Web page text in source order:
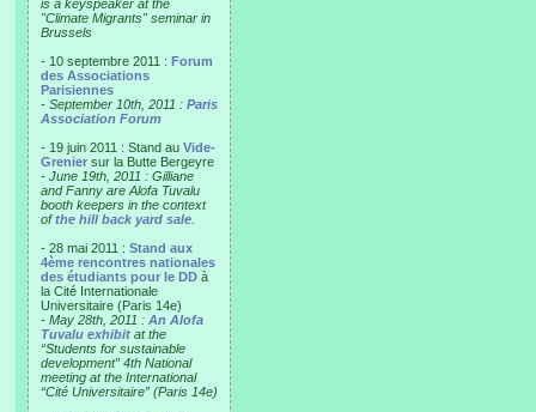
is a keyspeaker at the
"Climate Migrants" seminar in
Brussels
- 10 septembre 2011 : Forum
des Associations
Parisiennes
- September 10th, 2011 : Paris
Association Forum
- 19 juin 2011 : Stand au Vide-
Grenier sur la Butte Bergeyre
- June 19th, 2011 : Gilliane
and Fanny are Alofa Tuvalu
booth keepers in the context
ofthe hill back yard sale
- 28 mai 2011 : Stand aux
4ème rencontres nationales
des étudiants pour le DD à
la Cité Internationale
Universitaire (Paris 14e)
- May 28th, 2011 : An Alofa
Tuvalu exhibit at the
“Students for sustainable
development” 4th National
meeting at the International
“Cité Universitaire” (Paris 14e)